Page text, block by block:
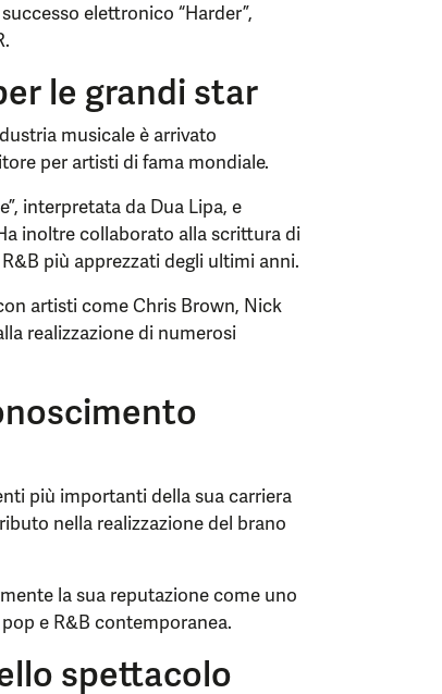
elettronico “Harder”,
le grandi star
musicale è arrivato
per artisti di fama mondiale.
interpretata da Dua Lipa, e
inoltre collaborato alla scrittura di
più apprezzati degli ultimi anni.
artisti come Chris Brown, Nick
realizzazione di numerosi
più importanti della sua carriera
nella realizzazione del brano
la sua reputazione come uno
e R&B contemporanea.
spettacolo